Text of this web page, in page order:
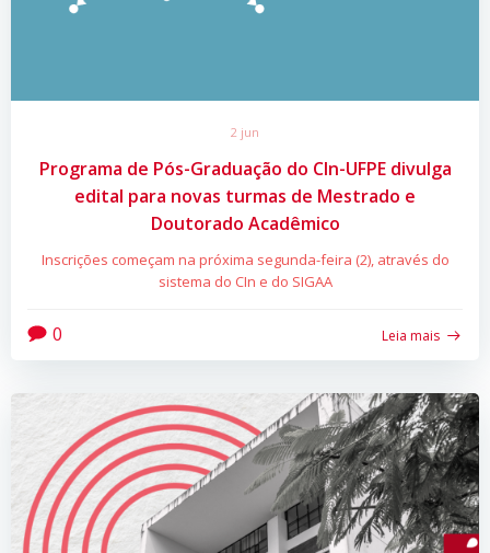
2 jun
Programa de Pós-Graduação do CIn-UFPE divulga
edital para novas turmas de Mestrado e
Doutorado Acadêmico
Inscrições começam na próxima segunda-feira (2), através do
sistema do CIn e do SIGAA
0 Leia mais